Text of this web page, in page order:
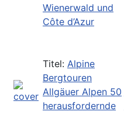
Wienerwald und
Côte d’Azur
Titel: Alpine
Bergtouren
Allgäuer Alpen 50
herausfordernde